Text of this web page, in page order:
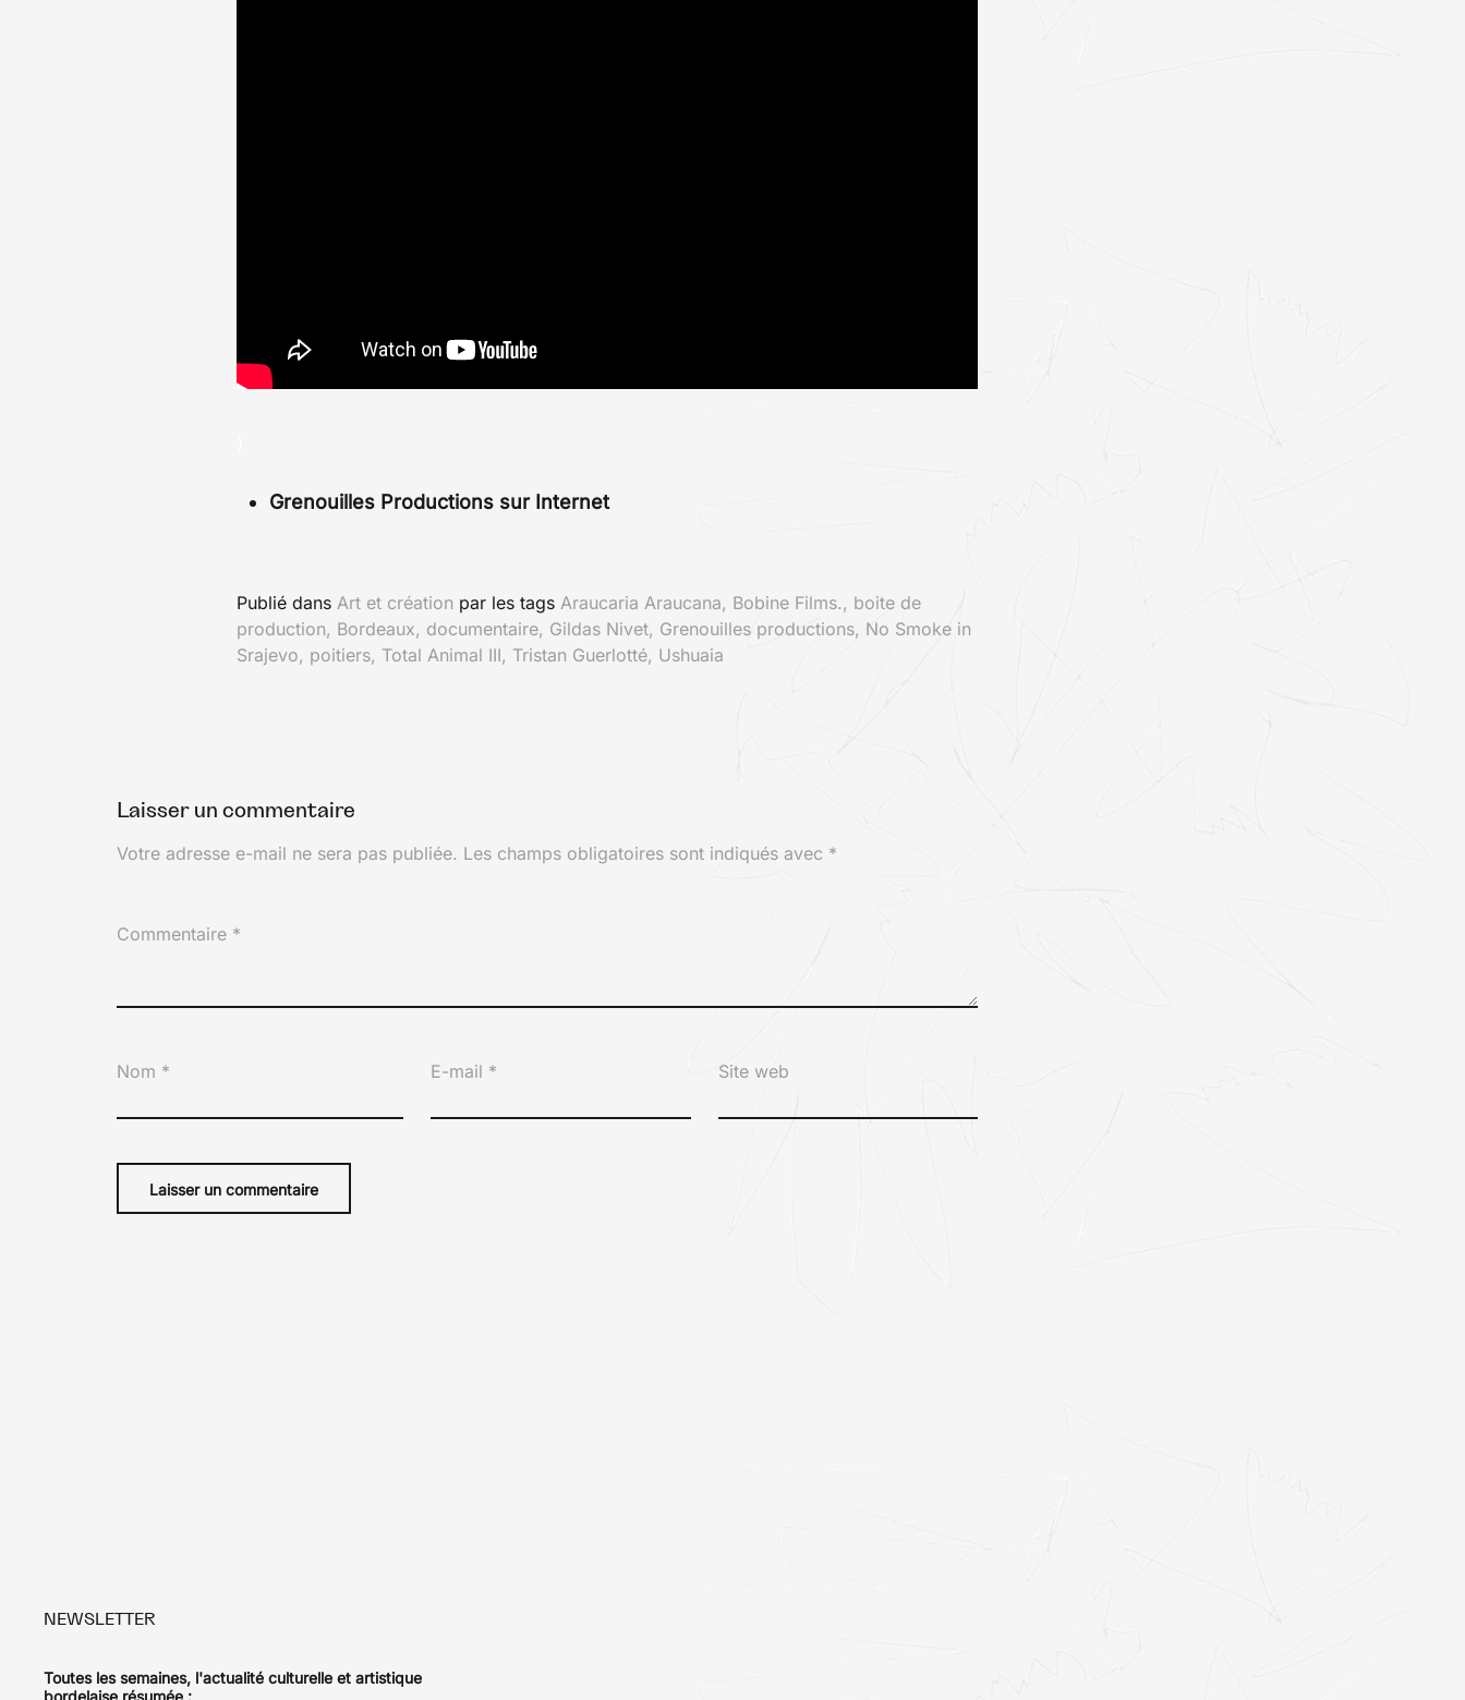
Grenouilles Productions sur Internet
Publié dans Art et création par les tags Araucaria Araucana, Bobine Films. , boite de
production, Bordeaux, documentaire, Gildas Nivet, Grenouilles productions, No Smoke in
Srajevo, poitiers, Total Animal III, Tristan Guerlotté, Ushuaia
Laisser un commentaire
Votre adresse e-mail ne sera pas publiée. Les champs obligatoires sont indiqués avec *
Commentaire *
Nom * E-mail * Site web
NEWSLETTER
Toutes les semaines, l'actualité culturelle et artistique
bordelaise résumée :